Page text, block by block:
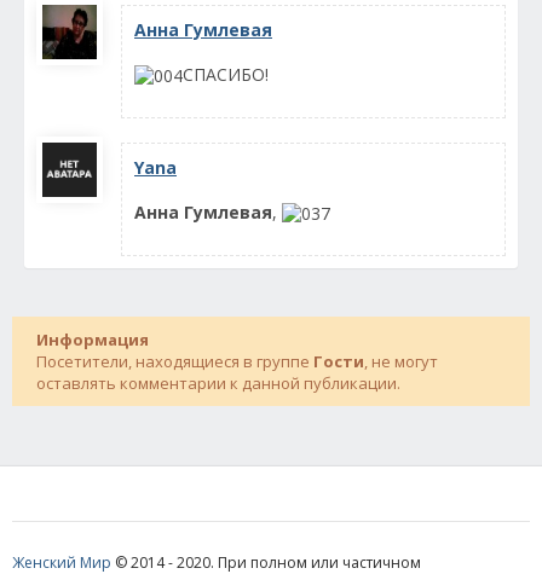
Анна Гумлевая
СПАСИБО!
Yana
Анна Гумлевая,
Информация
Посетители, находящиеся в группе Гости, не могут
оставлять комментарии к данной публикации.
Женский Мир © 2014 - 2020. При полном или частичном